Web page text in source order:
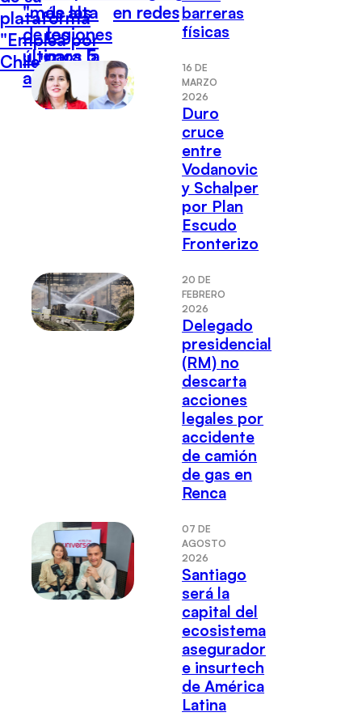
plataforma
"Emplea por
Chile"
"más alta
de los
últimos 5
años”
de las
regiones
para la
próxima
década
en redes barreras
físicas
16 DE
MARZO
2026
Duro
cruce
entre
Vodanovic
y Schalper
por Plan
Escudo
Fronterizo
20 DE
FEBRERO
2026
Delegado
presidencial
(RM) no
descarta
acciones
legales por
accidente
de camión
de gas en
Renca
07 DE
AGOSTO
2026
Santiago
será la
capital del
ecosistema
asegurador
e insurtech
de América
Latina